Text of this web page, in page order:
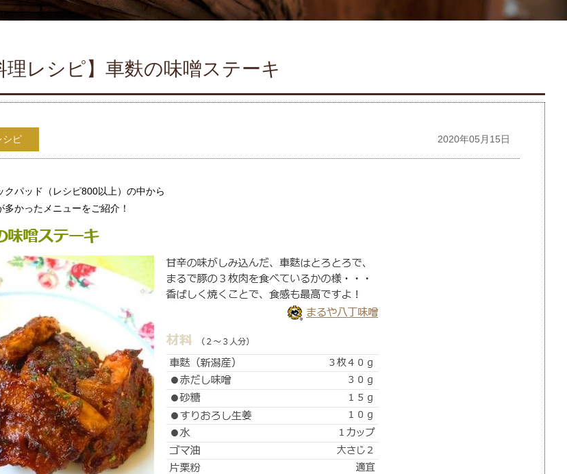
理レシピ】車麩の味噌ステーキ
シピ 2020年05月15日
クパッド（レシピ800以上）の中から
多かったメニューをご紹介！